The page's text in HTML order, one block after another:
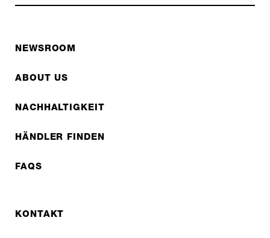
NEWSROOM
ABOUT US
NACHHALTIGKEIT
HÄNDLER FINDEN
FAQS
KONTAKT